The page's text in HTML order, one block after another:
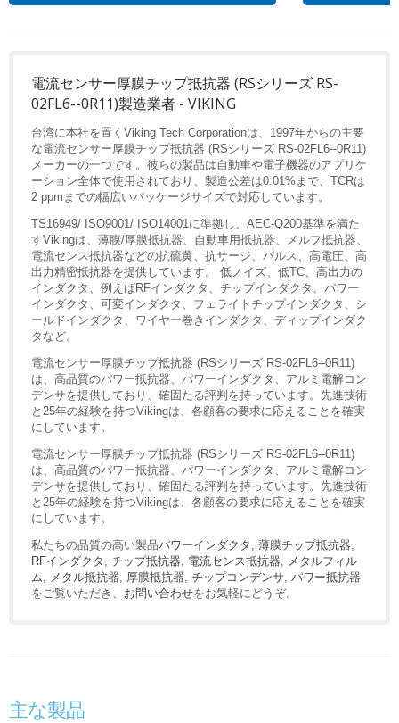
電流センサー厚膜チップ抵抗器 (RSシリーズ RS-
02FL6--0R11)製造業者 - VIKING
台湾に本社を置くViking Tech Corporationは、1997年からの主要
な電流センサー厚膜チップ抵抗器 (RSシリーズ RS-02FL6--0R11)
メーカーの一つです。彼らの製品は自動車や電子機器のアプリケ
ーション全体で使用されており、製造公差は0.01%まで、TCRは
2 ppmまでの幅広いパッケージサイズで対応しています。
TS16949/ ISO9001/ ISO14001に準拠し、AEC-Q200基準を満た
すVikingは、薄膜/厚膜抵抗器、自動車用抵抗器、メルフ抵抗器、
電流センス抵抗器などの抗硫黄、抗サージ、パルス、高電圧、高
出力精密抵抗器を提供しています。 低ノイズ、低TC、高出力の
インダクタ、例えばRFインダクタ、チップインダクタ、パワー
インダクタ、可変インダクタ、フェライトチップインダクタ、シ
ールドインダクタ、ワイヤー巻きインダクタ、ディップインダク
タなど。
電流センサー厚膜チップ抵抗器 (RSシリーズ RS-02FL6--0R11)
は、高品質のパワー抵抗器、パワーインダクタ、アルミ電解コン
デンサを提供しており、確固たる評判を持っています。先進技術
と25年の経験を持つVikingは、各顧客の要求に応えることを確実
にしています。
電流センサー厚膜チップ抵抗器 (RSシリーズ RS-02FL6--0R11)
は、高品質のパワー抵抗器、パワーインダクタ、アルミ電解コン
デンサを提供しており、確固たる評判を持っています。先進技術
と25年の経験を持つVikingは、各顧客の要求に応えることを確実
にしています。
私たちの品質の高い製品パワーインダクタ 薄膜チップ抵抗器
RFインダクタ
チップ抵抗器 電流センス抵抗器
メタルフィル
ム
メタル抵抗器 厚膜抵抗器 チップコンデンサ パワー抵抗器
をご覧いただき、 お問い合わせをお気軽にどうぞ。
主な製品